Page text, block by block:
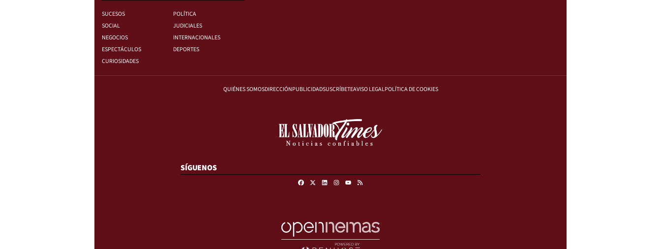
SUCESOS
POLÍTICA
SOCIAL
JUDICIALES
NEGOCIOS
INTERNACIONALES
ESPECTÁCULOS
DEPORTES
CURIOSIDADES
QUIÉNES SOMOSDIRECCIÓNPUBLICIDADSUSCRÍBETEAVISO LEGALPOLÍTICA DE COOKIES
SÍGUENOS
FacebookLinkedinInstagram